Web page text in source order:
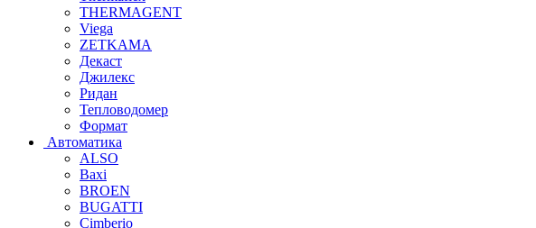
THERMAGENT
Viega
ZETKAMA
Декаст
Джилекс
Ридан
Тепловодомер
Формат
Автоматика
ALSO
Baxi
BROEN
BUGATTI
Cimberio